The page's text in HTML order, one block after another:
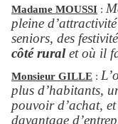
Madame MOUSSI :
pleine
seniors, des
côté ruralet où il
Monsieur GILLE :
plus d’habitants,
pouvoir d’achat,
davantage